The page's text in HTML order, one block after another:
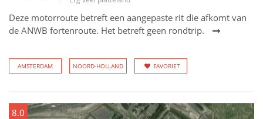
Deze motorroute betreft een aangepaste rit die afkomt van
de ANWB fortenroute. Het betreft geen rondtrip.
AMSTERDAM NOORD-HOLLAND FAVORIET
8.0